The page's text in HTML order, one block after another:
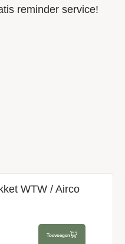
reminder service!
WTW / Airco
Toevoegen